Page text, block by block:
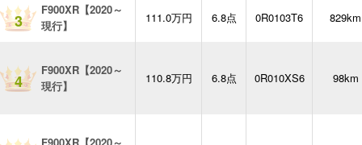
3
F900XR【2020～
現行】
111.0万円 6.8点 0R0103T6 829km
4
F900XR【2020～
現行】
110.8万円 6.8点 0R010XS6 98km